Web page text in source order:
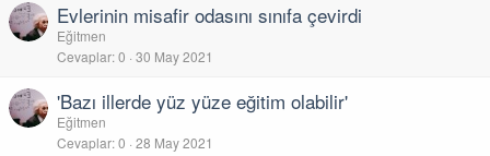
Evlerinin misafir odasını sınıfa çevirdi
Eğitmen
Cevaplar 0 30 May 2021
'Bazı illerde yüz yüze eğitim olabilir'
Eğitmen
Cevaplar 0 28 May 2021